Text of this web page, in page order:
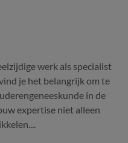
werk als specialist
je het belangrijk om te
in de
expertise niet alleen